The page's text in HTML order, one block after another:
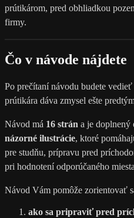
prútikárom, pred obhliadkou
firmy.
Čo v návode nájdete
Po prečítaní návodu budete
prútikára dáva zmysel ešte
Návod má 16 strán a je doplnený
názorné ilustrácie, ktoré
pre studňu, prípravu pred
pri hodnotení odporúčaného
Návod Vám pomôže zorientovať
ako sa pripraviť pred